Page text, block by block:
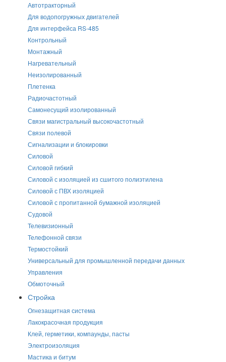
Автотракторный
Для водопогружных двигателей
Для интерфейса RS-485
Контрольный
Монтажный
Нагревательный
Неизолированный
Плетенка
Радиочастотный
Самонесущий изолированный
Связи магистральный высокочастотный
Связи полевой
Сигнализации и блокировки
Силовой
Силовой гибкий
Силовой с изоляцией из сшитого полиэтилена
Силовой с ПВХ изоляцией
Силовой с пропитанной бумажной изоляцией
Судовой
Телевизионный
Телефонной связи
Термостойкий
Универсальный для промышленной передачи данных
Управления
Обмоточный
Стройка
Огнезащитная система
Лакокрасочная продукция
Клей, герметики, компаунды, пасты
Электроизоляция
Мастика и битум